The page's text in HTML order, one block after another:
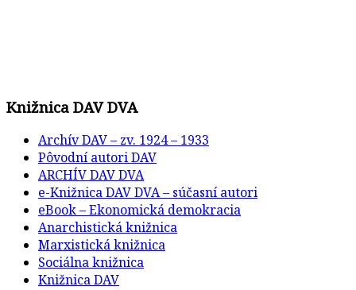
Knižnica DAV DVA
Archív DAV – zv. 1924 – 1933
Pôvodní autori DAV
ARCHÍV DAV DVA
e-Knižnica DAV DVA – súčasní autori
eBook – Ekonomická demokracia
Anarchistická knižnica
Marxistická knižnica
Sociálna knižnica
Knižnica DAV